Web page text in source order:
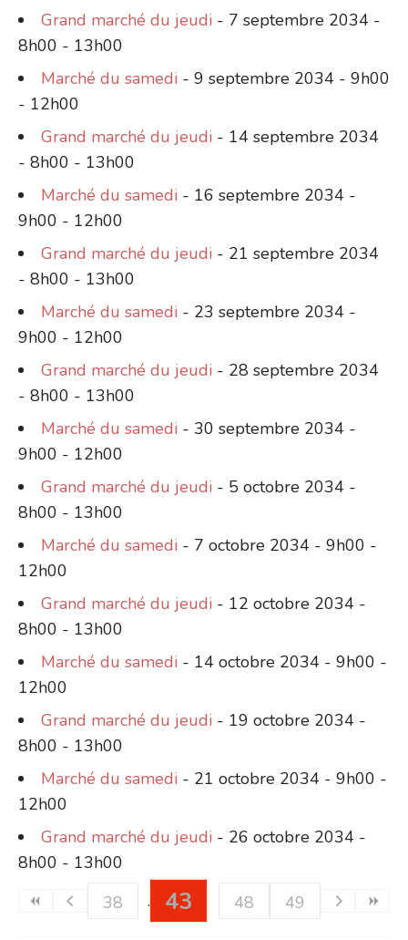
Grand marché du jeudi - 7 septembre 2034 -
8h00 - 13h00
Marché du samedi - 9 septembre 2034 - 9h00
- 12h00
Grand marché du jeudi - 14 septembre 2034
- 8h00 - 13h00
Marché du samedi - 16 septembre 2034 -
9h00 - 12h00
Grand marché du jeudi - 21 septembre 2034
- 8h00 - 13h00
Marché du samedi - 23 septembre 2034 -
9h00 - 12h00
Grand marché du jeudi - 28 septembre 2034
- 8h00 - 13h00
Marché du samedi - 30 septembre 2034 -
9h00 - 12h00
Grand marché du jeudi - 5 octobre 2034 -
8h00 - 13h00
Marché du samedi - 7 octobre 2034 - 9h00 -
12h00
Grand marché du jeudi - 12 octobre 2034 -
8h00 - 13h00
Marché du samedi - 14 octobre 2034 - 9h00 -
12h00
Grand marché du jeudi - 19 octobre 2034 -
8h00 - 13h00
Marché du samedi - 21 octobre 2034 - 9h00 -
12h00
Grand marché du jeudi - 26 octobre 2034 -
8h00 - 13h00
38
43 48 49